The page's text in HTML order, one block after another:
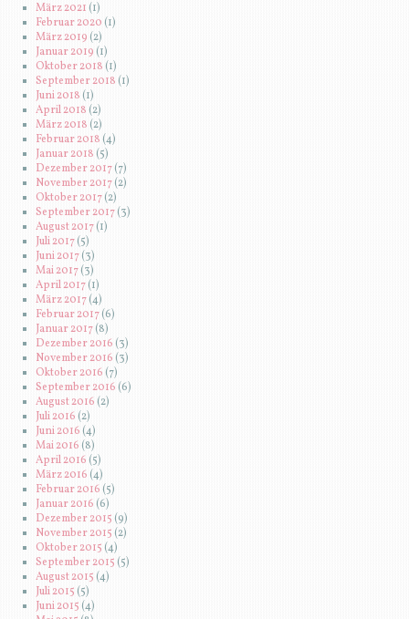
März 2021(1)
Februar 2020 (1)
März 2019 (2)
Januar 2019 (1)
Oktober 2018(1)
September 2018 (1)
Juni 2018 (1)
April 2018(2)
März 2018 (2)
Februar 2018(4)
Januar 2018 (5)
Dezember 2017(7)
November 2017(2)
Oktober 2017(2)
September 2017(3)
August 2017(1)
Juli 2017(5)
Juni 2017(3)
Mai 2017(3)
April 2017(1)
März 2017(4)
Februar 2017(6)
Januar 2017(8)
Dezember 2016 (3)
November 2016 (3)
Oktober 2016(7)
September 2016 (6)
August 2016(2)
Juli 2016(2)
Juni 2016 (4)
Mai 2016 (8)
April 2016(5)
März 2016 (4)
Februar 2016(5)
Januar 2016 (6)
Dezember 2015 (9)
November 2015 (2)
Oktober 2015 (4)
September 2015 (5)
August 2015 (4)
Juli 2015 (5)
Juni 2015 (4)